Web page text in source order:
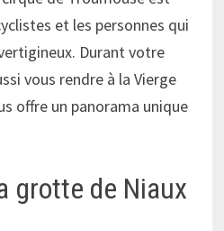
et les personnes qui
Durant votre
vous rendre à la Vierge
offre un panorama unique
grotte de Niaux